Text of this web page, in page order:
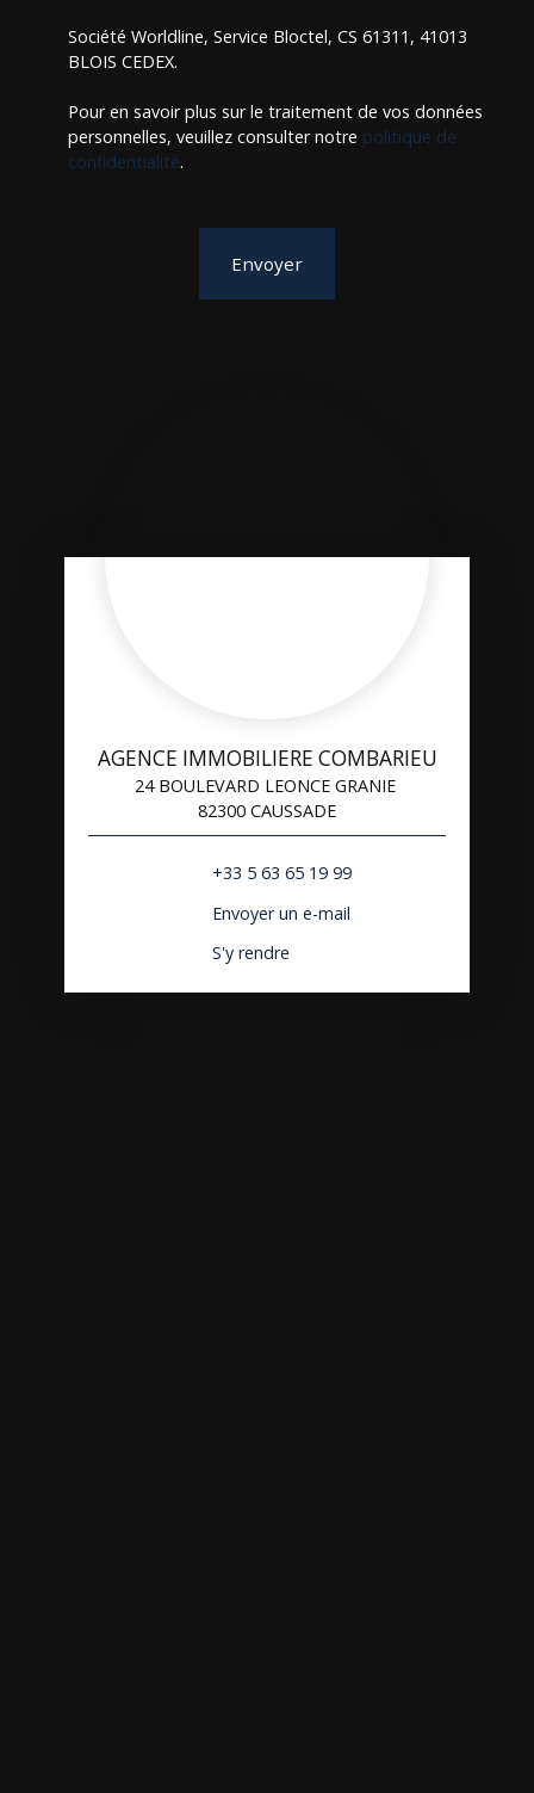
Société Worldline, Service Bloctel, CS 61311, 41013
BLOIS CEDEX.
Pour en savoir plus sur le traitement de vos données
personnelles, veuillez consulter notre politique de
confidentialité.
Envoyer
AGENCE IMMOBILIERE COMBARIEU
24 BOULEVARD LEONCE GRANIE
82300 CAUSSADE
+33 5 63 65 19 99
Envoyer un e-mail
S'y rendre